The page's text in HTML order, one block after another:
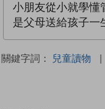
小朋友從小就學懂
是父母送給孩子一
關鍵字詞： 兒童讀物 |